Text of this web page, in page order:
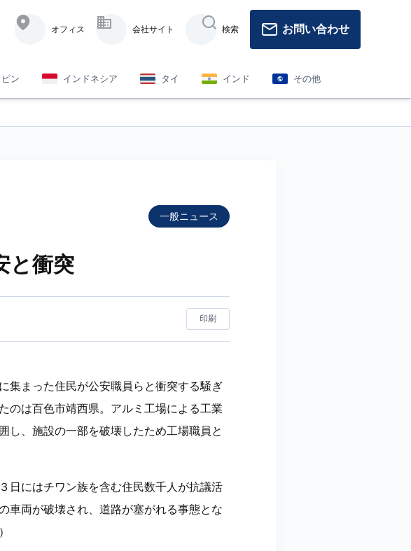
オフィス
会社サイト 検索 お問い合わせ
ン インドネシア タイ インド その他
一般ニュース
と衝突
印刷
集まった住民が公安職員らと衝突する騒ぎ
のは百色市靖西県。アルミ工場による工業
し、施設の一部を破壊したため工場職員と
日にはチワン族を含む住民数千人が抗議活
車両が破壊され、道路が塞がれる事態とな
）